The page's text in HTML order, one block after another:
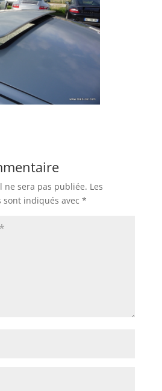
ne sera pas publiée. Les
indiqués avec *